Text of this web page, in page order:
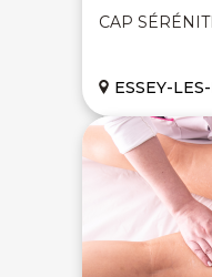
CAP
ESSEY-LES-